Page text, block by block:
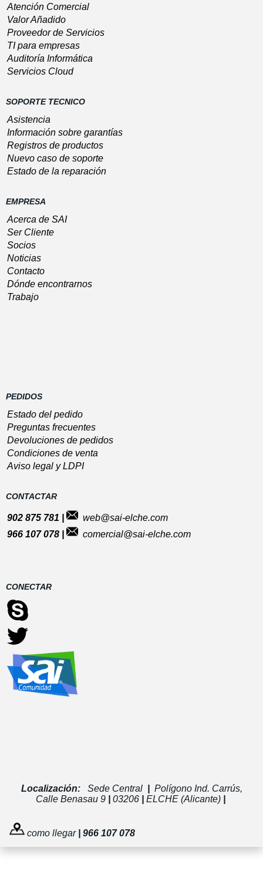
Atención Comercial
Valor Añadido
Proveedor de Servicios
TI para empresas
Auditoría Informática
Servicios Cloud
SOPORTE TECNICO
Asistencia
Información sobre garantías
Registros de productos
Nuevo caso de soporte
Estado de la reparación
EMPRESA
Acerca de SAI
Ser Cliente
Socios
Noticias
Contacto
Dónde encontrarnos
Trabajo
PEDIDOS
Estado del pedido
Preguntas frecuentes
Devoluciones de pedidos
Condiciones de venta
Aviso legal y LDPI
CONTACTAR
902 875 781 |
web@sai-elche.com
966 107 078 |
comercial@sai-elche.com
CONECTAR
Localización: Sede Central
Polígono Ind. Carrús,
Calle Benasau 9
03206 ELCHE (Alicante)
como llegar | 966 107 078